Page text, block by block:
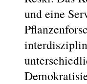
und eine